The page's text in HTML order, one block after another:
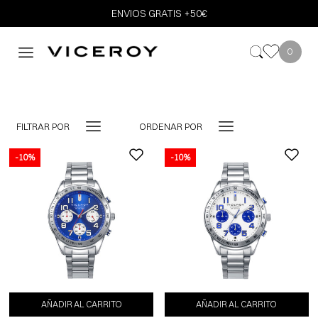
ENVIOS GRATIS +50€
0
FILTRAR POR ORDENAR POR
-10%
AÑADIR AL CARRITO AÑADIR AL CARRITO
-10%
AÑADIR AL CARRITO